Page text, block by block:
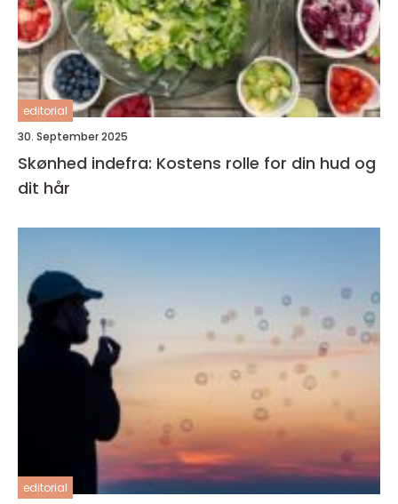
editorial
30. September 2025
Skønhed indefra: Kostens rolle for din hud og
dit hår
editorial